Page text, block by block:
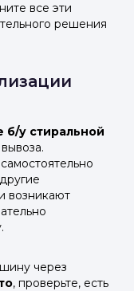
все эти
решения
б/у стиральной
возникают
через
, проверьте, есть